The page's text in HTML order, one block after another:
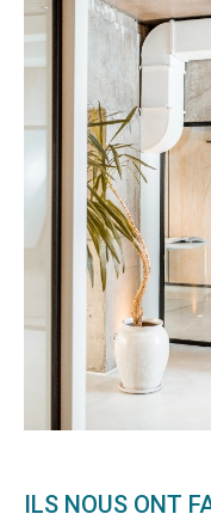
ILS NOUS ONT